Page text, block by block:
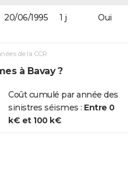
20/06/1995 1 j Oui
de la CCR
à Bavay ?
Coût cumulé par année des
sinistres séismes : Entre 0
k€ et 100 k€